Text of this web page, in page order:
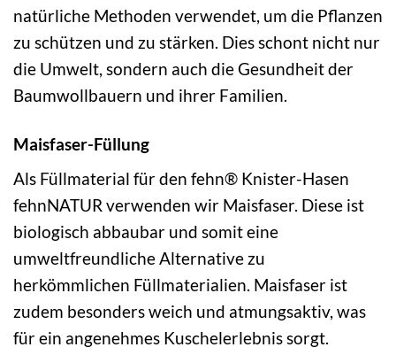
natürliche Methoden verwendet, um die Pflanzen
zu schützen und zu stärken. Dies schont nicht nur
die Umwelt, sondern auch die Gesundheit der
Baumwollbauern und ihrer Familien.
Maisfaser-Füllung
Als Füllmaterial für den fehn® Knister-Hasen
fehnNATUR verwenden wir Maisfaser. Diese ist
biologisch abbaubar und somit eine
umweltfreundliche Alternative zu
herkömmlichen Füllmaterialien. Maisfaser ist
zudem besonders weich und atmungsaktiv, was
für ein angenehmes Kuschelerlebnis sorgt.